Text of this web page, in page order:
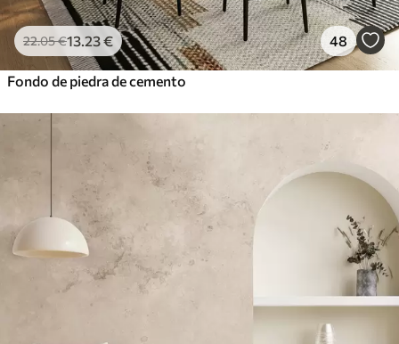
22.05€13 .23€ 48
Fondo de piedra de cemento